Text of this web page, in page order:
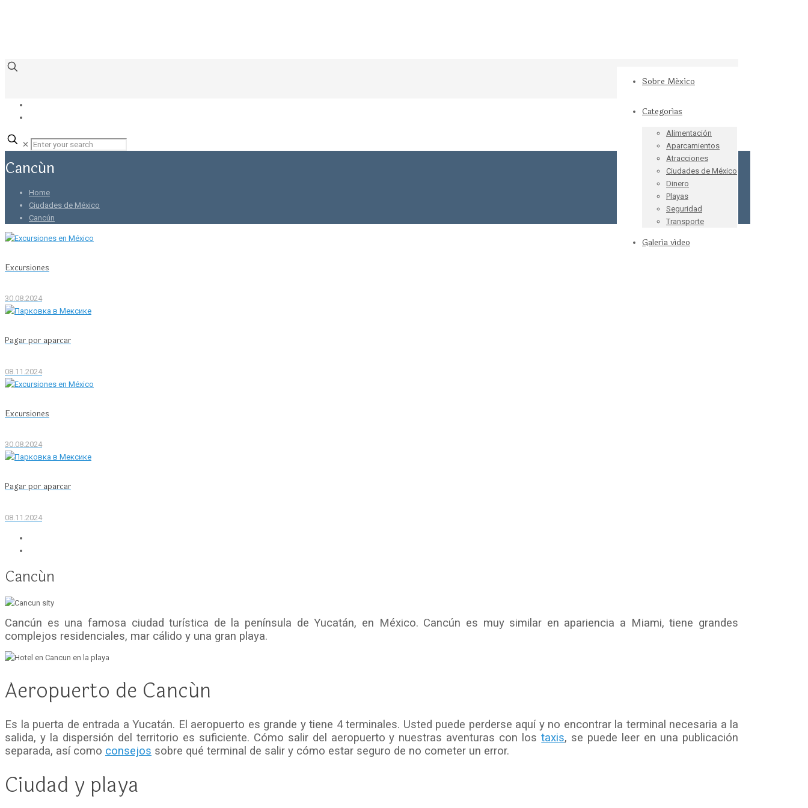
Sobre México
Categorías
Alimentación
Aparcamientos
Atracciones
Ciudades de México
Dinero
Playas
Seguridad
Transporte
Galería vídeo
✕
Cancún
Home
Ciudades de México
Cancún
Excursiones
30.08.2024
Pagar por aparcar
08.11.2024
Excursiones
30.08.2024
Pagar por aparcar
08.11.2024
Cancún
Cancún es una famosa ciudad turística de la península de Yucatán, en México. Cancún es muy similar en apariencia a Miami, tiene grandes
complejos residenciales, mar cálido y una gran playa.
Aeropuerto de Cancún
Es la puerta de entrada a Yucatán. El aeropuerto es grande y tiene 4 terminales. Usted puede perderse aquí y no encontrar la terminal necesaria a la
salida, y la dispersión del territorio es suficiente. Cómo salir del aeropuerto y nuestras aventuras con lostaxis, se puede leer en una publicación
separada, así como consejos sobre qué terminal de salir y cómo estar seguro de no cometer un error.
Ciudad y playa